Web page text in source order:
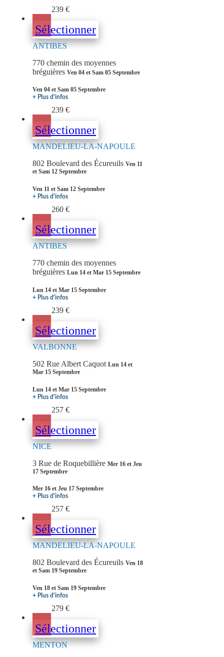
239 €
Sélectionner
ANTIBES
770 chemin des moyennes
bréguières Ven 04 et Sam 05 Septembre
Ven 04 et Sam 05 Septembre
+ Plus d'infos
239 €
Sélectionner
MANDELIEU-LA-NAPOULE
802 Boulevard des Écureuils Ven 11
et Sam 12 Septembre
Ven 11 et Sam 12 Septembre
+ Plus d'infos
260 €
Sélectionner
ANTIBES
770 chemin des moyennes
bréguières Lun 14 et Mar 15 Septembre
Lun 14 et Mar 15 Septembre
+ Plus d'infos
239 €
Sélectionner
VALBONNE
502 Rue Albert Caquot Lun 14 et
Mar 15 Septembre
Lun 14 et Mar 15 Septembre
+ Plus d'infos
257 €
Sélectionner
NICE
3 Rue de Roquebillière Mer 16 et Jeu
17 Septembre
Mer 16 et Jeu 17 Septembre
+ Plus d'infos
257 €
Sélectionner
MANDELIEU-LA-NAPOULE
802 Boulevard des Écureuils Ven 18
et Sam 19 Septembre
Ven 18 et Sam 19 Septembre
+ Plus d'infos
279 €
Sélectionner
MENTON